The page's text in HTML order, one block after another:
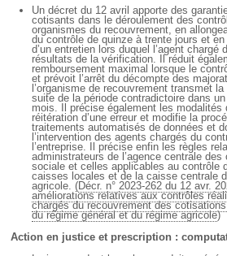
Un décret du 12 avril apporte des
cotisants dans le déroulement des
organismes du recouvrement, en
du contrôle de quinze à trente jours et
d’un entretien lors duquel l’agent chargé
résultats de la vérification. Il réduit
remboursement maximal lorsque le
et prévoit l’arrêt du décompte des
l’organisme de recouvrement transmet
suite de la période contradictoire dans
mois. Il précise également les modalités
réitération d’une erreur et modifie la
traitements automatisés de données et
l’intervention des agents chargés du
l’entreprise. Il précise enfin les règles
administrateurs de l’agence centrale
sociale et celles applicables au contrôle
caisses locales et de la caisse centrale
agricole. (Décr. n° 2023-262 du 12 avr.
améliorations relatives aux contrôles
chargés du recouvrement des
du régime général et du régime agricole)
Action en justice et prescription :